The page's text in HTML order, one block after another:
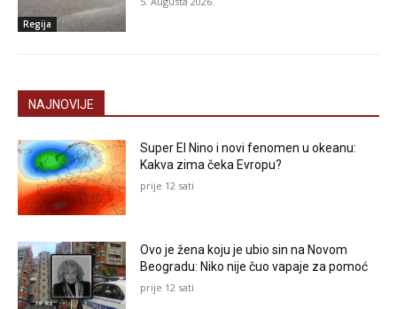
Regija
NAJNOVIJE
Super El Nino i novi fenomen u okeanu:
Kakva zima čeka Evropu?
prije 12 sati
Ovo je žena koju je ubio sin na Novom
Beogradu: Niko nije čuo vapaje za pomoć
prije 12 sati